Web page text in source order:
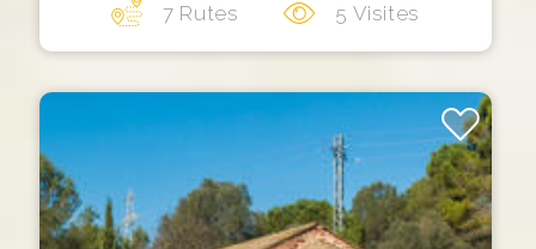
7 Rutes 5 Visites